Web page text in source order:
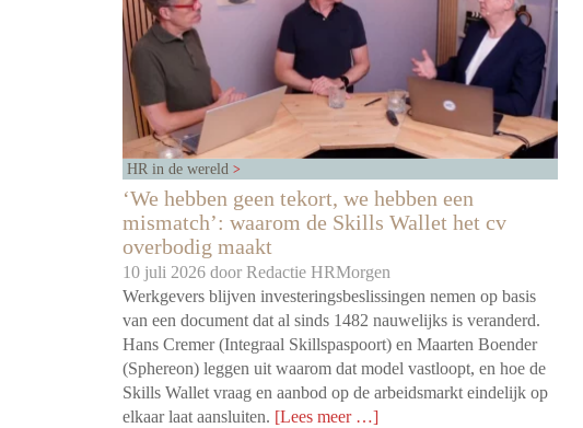
HR in de wereld
‘We hebben geen tekort, we hebben een
mismatch’: waarom de Skills Wallet het cv
overbodig maakt
10 juli 2026 door Redactie HRMorgen
Werkgevers blijven investeringsbeslissingen nemen op basis
van een document dat al sinds 1482 nauwelijks is veranderd.
Hans Cremer (Integraal Skillspaspoort) en Maarten Boender
(Sphereon) leggen uit waarom dat model vastloopt, en hoe de
Skills Wallet vraag en aanbod op de arbeidsmarkt eindelijk op
elkaar laat aansluiten. [Lees meer …]